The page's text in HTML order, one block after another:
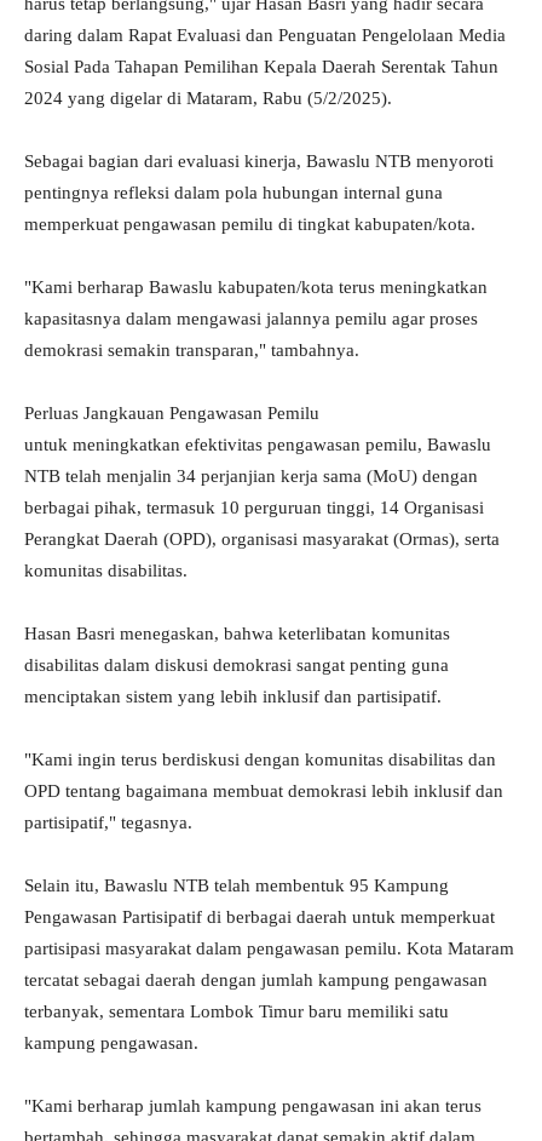
harus tetap berlangsung," ujar Hasan Basri yang hadir secara
daring dalam Rapat Evaluasi dan Penguatan Pengelolaan Media
Sosial Pada Tahapan Pemilihan Kepala Daerah Serentak Tahun
2024 yang digelar di Mataram, Rabu (5/2/2025).
Sebagai bagian dari evaluasi kinerja, Bawaslu NTB menyoroti
pentingnya refleksi dalam pola hubungan internal guna
memperkuat pengawasan pemilu di tingkat kabupaten/kota.
"Kami berharap Bawaslu kabupaten/kota terus meningkatkan
kapasitasnya dalam mengawasi jalannya pemilu agar proses
demokrasi semakin transparan," tambahnya.
Perluas Jangkauan Pengawasan Pemilu
untuk meningkatkan efektivitas pengawasan pemilu, Bawaslu
NTB telah menjalin 34 perjanjian kerja sama (MoU) dengan
berbagai pihak, termasuk 10 perguruan tinggi, 14 Organisasi
Perangkat Daerah (OPD), organisasi masyarakat (Ormas), serta
komunitas disabilitas.
Hasan Basri menegaskan, bahwa keterlibatan komunitas
disabilitas dalam diskusi demokrasi sangat penting guna
menciptakan sistem yang lebih inklusif dan partisipatif.
"Kami ingin terus berdiskusi dengan komunitas disabilitas dan
OPD tentang bagaimana membuat demokrasi lebih inklusif dan
partisipatif," tegasnya.
Selain itu, Bawaslu NTB telah membentuk 95 Kampung
Pengawasan Partisipatif di berbagai daerah untuk memperkuat
partisipasi masyarakat dalam pengawasan pemilu. Kota Mataram
tercatat sebagai daerah dengan jumlah kampung pengawasan
terbanyak, sementara Lombok Timur baru memiliki satu
kampung pengawasan.
"Kami berharap jumlah kampung pengawasan ini akan terus